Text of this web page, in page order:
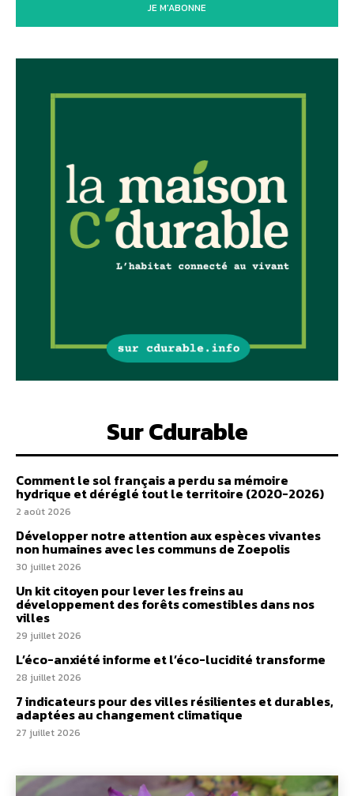
JE M'ABONNE
Sur Cdurable
Comment le sol français a perdu sa mémoire
hydrique et déréglé tout le territoire (2020-2026)
2 août 2026
Développer notre attention aux espèces vivantes
non humaines avec les communs de Zoepolis
30 juillet 2026
Un kit citoyen pour lever les freins au
développement des forêts comestibles dans nos
villes
29 juillet 2026
L’éco-anxiété informe et l’éco-lucidité transforme
28 juillet 2026
7 indicateurs pour des villes résilientes et durables,
adaptées au changement climatique
27 juillet 2026